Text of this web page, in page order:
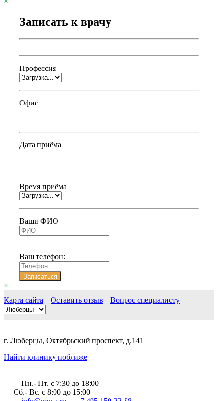
Записать к врачу
Профессия
Офис
Дата приёма
Время приёма
Ваши ФИО
Ваш телефон:
Записаться
×
Карта сайта | Оставить отзыв | Вопрос специалисту |
г. Люберцы, Октябрьский проспект, д.141
Найти клинику поближе
Пн.- Пт. c 7:30 до 18:00
Сб.- Вс. с 8:00 до 15:00